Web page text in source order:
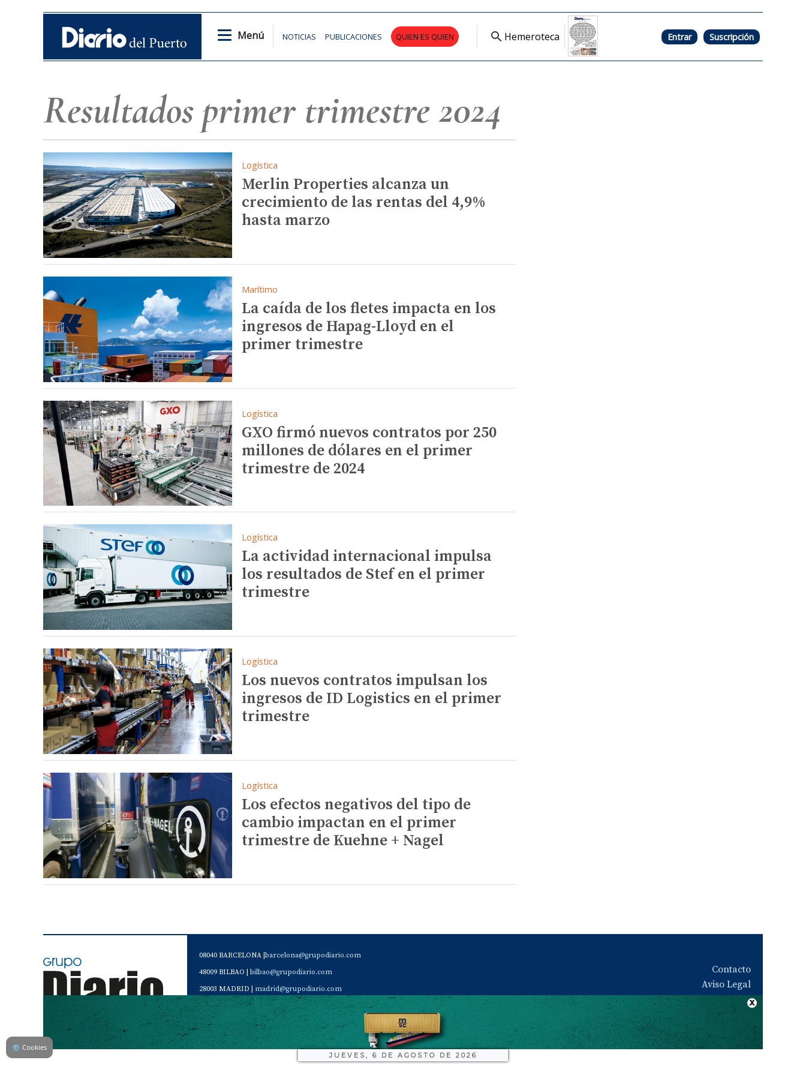
Menú NOTICIAS PUBLICACIONES QUIEN ES QUIEN Hemeroteca Entrar Suscripción
JUEVES, 6 DE AGOSTO DE 2026
Resultados primer trimestre 2024
Logística
Merlin Properties alcanza un
crecimiento de las rentas del 4,9%
hasta marzo
Marítimo
La caída de los fletes impacta en los
ingresos de Hapag-Lloyd en el
primer trimestre
Logística
GXO firmó nuevos contratos por 250
millones de dólares en el primer
trimestre de 2024
Logística
La actividad internacional impulsa
los resultados de Stef en el primer
trimestre
Logística
Los nuevos contratos impulsan los
ingresos de ID Logistics en el primer
trimestre
Logística
Los efectos negativos del tipo de
cambio impactan en el primer
trimestre de Kuehne + Nagel
08040 BARCELONA | barcelona@grupodiario.com
48009 BILBAO | bilbao@grupodiario.com
28003 MADRID | madrid@grupodiario.com
46120 Alboraya. VALENCIA |
valencia@grupodiario.com
Servicio de Atención al Socio Suscriptor | sas@grupodiario.com
Teléfono de contacto de Diario del Puerto: 96 330 18 32
Contacto
Aviso Legal
Quiénes somos
Política de privacidad
⚙ Cookies